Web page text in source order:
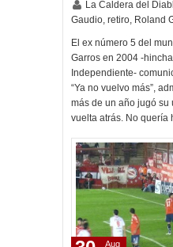
La Caldera del
Gaudio, retiro, Roland
El ex número 5 del
Garros en 2004 -
Independiente-
“Ya no vuelvo más”,
más de un año jugó su
vuelta atrás. No
Aug